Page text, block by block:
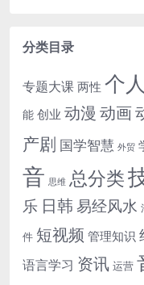
分类目录
专题大课 两性 个
能 创业 动漫 动画
产剧 国学智慧 外贸
音 思维 总分类
乐 日韩易经风水
件 短视频 管理知识
语言学习 资讯 运营